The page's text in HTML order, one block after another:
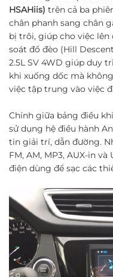
HSAHiis) trên cả ba
chân phanh sang chân
bị trôi, giúp cho việc lên
soát đổ đèo (Hill
2.5L SV 4WD giúp duy
khi xuống dốc mà
việc tập trung vào việc
Chính giữa bảng điều
sử dụng hệ điều hành
tin giải trí, dẫn đường.
FM, AM, MP3, AUX-in
điện dùng để sạc các